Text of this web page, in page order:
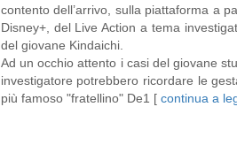
contento dell’arrivo, sulla piattaforma a
Disney+, del Live Action a tema
del giovane Kindaichi.
Ad un occhio attento i casi del giovane
investigatore potrebbero ricordare le
più famoso "fratellino" De1 [ continua a